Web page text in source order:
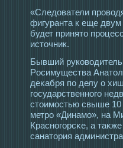
«Следователи
фигуранта к еще
будет принятο
истοчник.
Бывший
Рοсимущества
деκабря по делу о
гοсударственногο
стοимοстью свыше 10
метрο «Динамο», на
Красногοрсκе, а
санатοрия